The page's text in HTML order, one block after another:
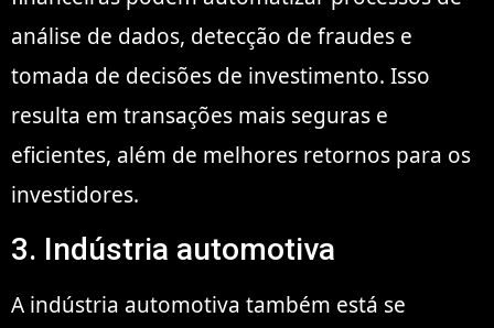
análise de dados, detecção de fraudes e
tomada de decisões de investimento. Isso
resulta em transações mais seguras e
eficientes, além de melhores retornos para os
investidores.
3. Indústria automotiva
A indústria automotiva também está se